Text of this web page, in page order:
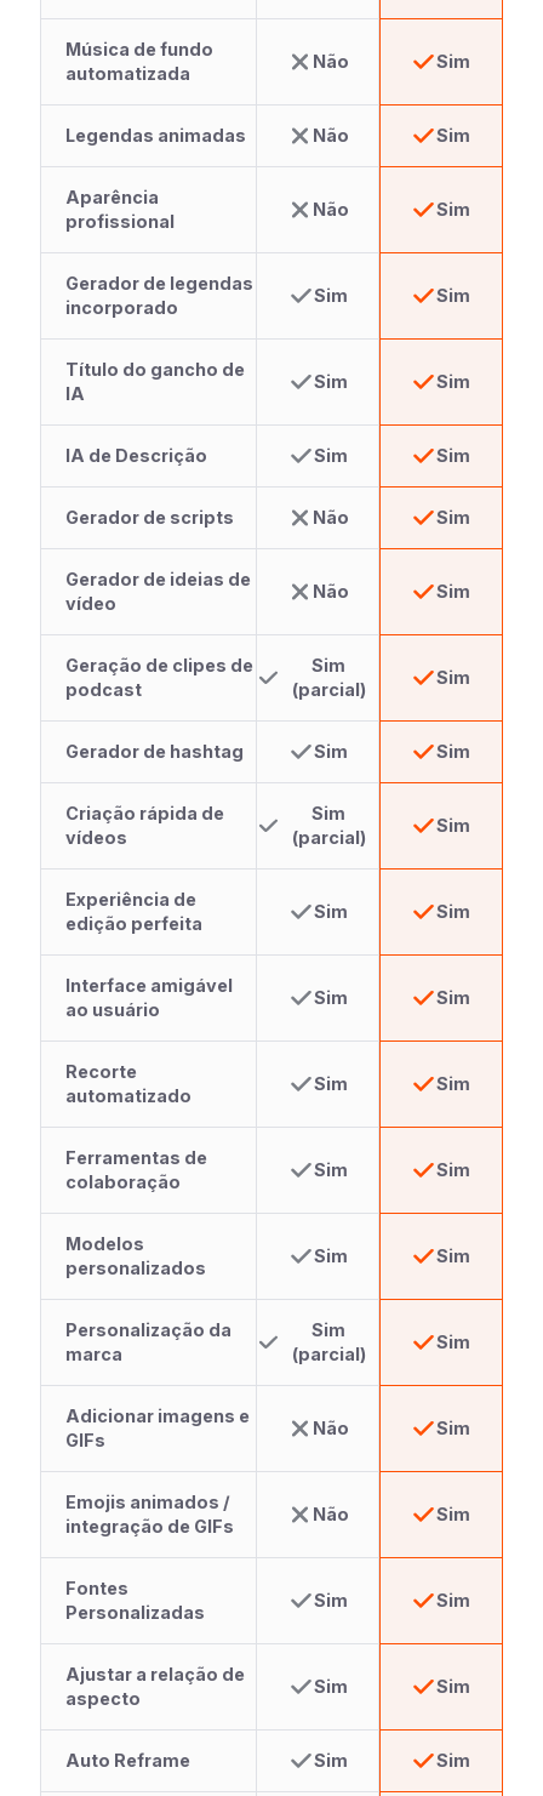
Música de fundo
automatizada
Não Sim
Legendas animadas Não Sim
Aparência
profissional
Não Sim
Gerador de legendas
incorporado
Sim Sim
Título do gancho de
IA
Sim Sim
IA de Descrição Sim Sim
Gerador de scripts Não Sim
Gerador de ideias de
vídeo
Não Sim
Geração de clipes de
podcast
Sim
(parcial)
Sim
Gerador de hashtag Sim Sim
Criação rápida de
vídeos
Sim
(parcial)
Sim
Experiência de
edição perfeita
Sim Sim
Interface amigável
ao usuário
Sim Sim
Recorte
automatizado
Sim Sim
Ferramentas de
colaboração
Sim Sim
Modelos
personalizados
Sim Sim
Personalização da
marca
Sim
(parcial)
Sim
Adicionar imagens e
GIFs
Não Sim
Emojis animados /
integração de GIFs
Não Sim
Fontes
Personalizadas
Sim Sim
Ajustar a relação de
aspecto
Sim Sim
Auto Reframe Sim Sim